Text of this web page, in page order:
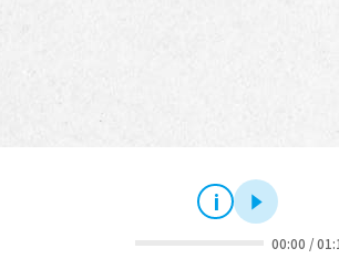
i
00:00 /